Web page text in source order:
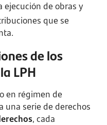
ejecución de obras y
que se
de los
LPH
en régimen de
una serie de derechos
, cada